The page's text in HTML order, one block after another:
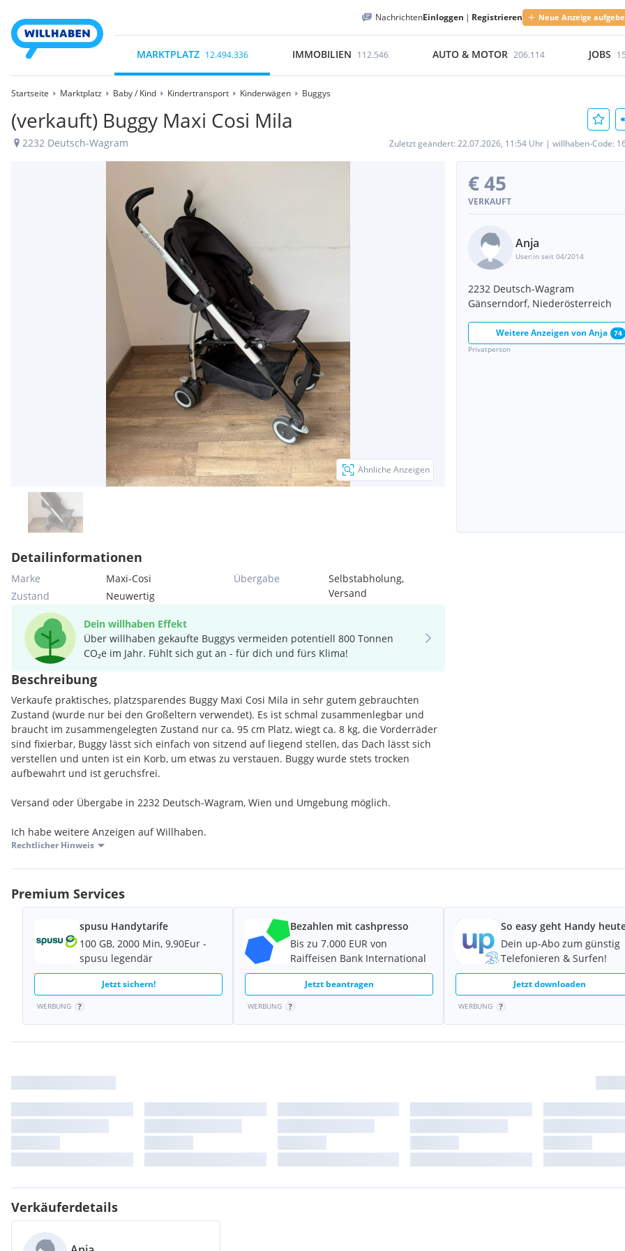
NachrichtenEinloggen | Registrieren Neue Anzeige
MARKTPLATZ 12.494.336 IMMOBILIEN 112.546 AUTO & MOTOR 206.114 JOBS
Startseite Marktplatz Baby / Kind Kindertransport Kinderwägen Buggys
(verkauft) Buggy Maxi Cosi Mila
2232 Deutsch-Wagram Zuletzt geändert: 22.07.2026, 11:54 Uhr | willhaben-Code:
Ähnliche Anzeigen
€ 45
VERKAUFT
Anja
User:in seit 04/2014
2232 Deutsch-Wagram
Gänserndorf, Niederösterreich
Weitere Anzeigen von Anja
74
Privatperson
Detailinformationen
Marke
Maxi-Cosi
Zustand
Neuwertig
Übergabe
Selbstabholung,
Versand
Dein willhaben Effekt
Über willhaben gekaufte Buggys vermeiden potentiell 800 Tonnen
CO₂e im Jahr. Fühlt sich gut an - für dich und fürs Klima!
Beschreibung
Verkaufe praktisches, platzsparendes Buggy Maxi Cosi Mila in sehr gutem gebrauchten
Zustand (wurde nur bei den Großeltern verwendet). Es ist schmal zusammenlegbar und
braucht im zusammengelegten Zustand nur ca. 95 cm Platz, wiegt ca. 8 kg, die Vorderräder
sind fixierbar, Buggy lässt sich einfach von sitzend auf liegend stellen, das Dach lässt sich
verstellen und unten ist ein Korb, um etwas zu verstauen. Buggy wurde stets trocken
aufbewahrt und ist geruchsfrei.
Versand oder Übergabe in 2232 Deutsch-Wagram, Wien und Umgebung möglich.
Ich habe weitere Anzeigen auf Willhaben.
Rechtlicher Hinweis
Premium Services
spusu Handytarife
100 GB, 2000 Min, 9,90Eur -
spusu legendär
Jetzt sichern!
WERBUNG
Bezahlen mit cashpresso
Bis zu 7.000 EUR von
Raiffeisen Bank International
Jetzt beantragen
WERBUNG
So easy geht Handy
Dein up-Abo zum günstig
Telefonieren & Surfen!
Jetzt downloaden
WERBUNG
Verkäuferdetails